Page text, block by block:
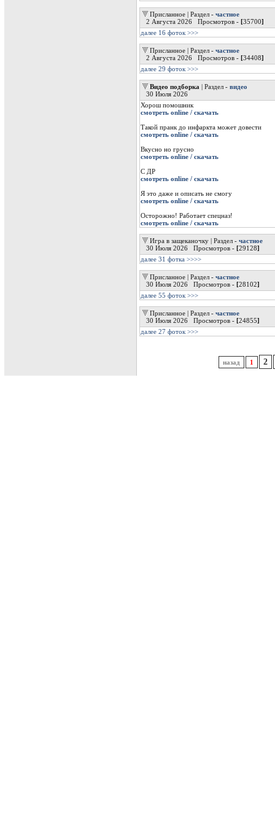
Присланное | Раздел - частное
2 Августа 2026 Просмотров - [35700]
далее 16 фоток >>>
Присланное | Раздел - частное
2 Августа 2026 Просмотров - [34408]
далее 29 фоток >>>
Видео подборка| Раздел -видео
30 Июля 2026
Такой пранк до инфаркта может довести